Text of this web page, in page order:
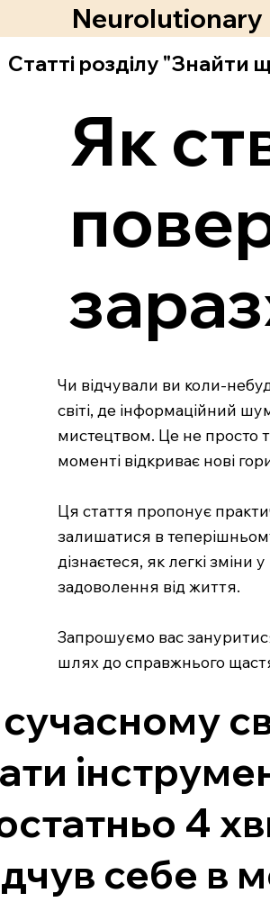
Neurolutionary
Статті розділу "Знайти
Як
Чи відчували ви коли-
світі, де інформаційний
мистецтвом. Це не просто
моменті відкриває нові
Ця стаття пропонує
залишатися в
дізнаєтеся, як легкі
задоволення від життя.
Запрошуємо вас
шлях до справжнього
4
себе в